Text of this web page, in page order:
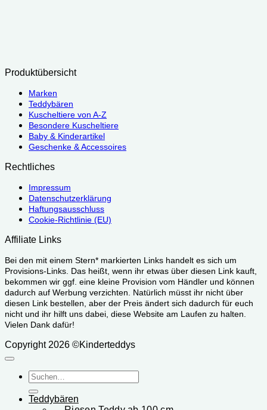
Produktübersicht
Marken
Teddybären
Kuscheltiere von A-Z
Besondere Kuscheltiere
Baby & Kinderartikel
Geschenke & Accessoires
Rechtliches
Impressum
Datenschutzerklärung
Haftungsausschluss
Cookie-Richtlinie (EU)
Affiliate Links
Bei den mit einem Stern* markierten Links handelt es sich um
Provisions-Links. Das heißt, wenn ihr etwas über diesen Link kauft,
bekommen wir ggf. eine kleine Provision vom Händler und können
dadurch auf Werbung verzichten. Natürlich müsst ihr nicht über
diesen Link bestellen, aber der Preis ändert sich dadurch für euch
nicht und ihr hilft uns dabei, diese Website am Laufen zu halten.
Vielen Dank dafür!
Copyright 2026 ©Kinderteddys
Suchen
nach:
Teddybären